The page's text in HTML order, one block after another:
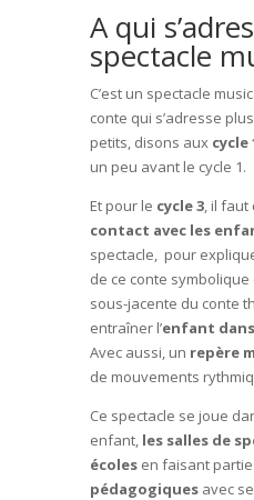
A qui
spectacle
C’est un spectacle
conte qui s’adresse
petits, disons aux cycle
un peu avant le cycle 1.
Et pour le cycle 3, il faut
contact avec les
spectacle, pour
de ce conte
sous-jacente du conte
entraîner l’enfant
Avec aussi, un repère
de mouvements
Ce spectacle se joue
enfant, les salles de
écolesen faisant
pédagogiquesavec